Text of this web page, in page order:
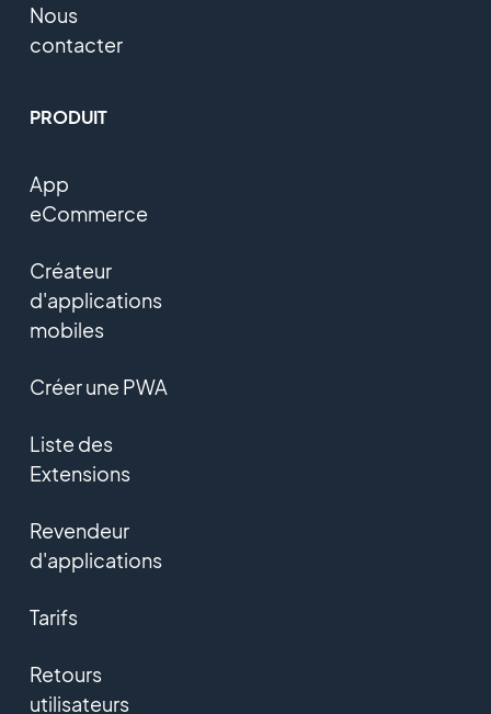
Nous
contacter
PRODUIT
App
eCommerce
Créateur
d'applications
mobiles
Créer une PWA
Liste des
Extensions
Revendeur
d'applications
Tarifs
Retours
utilisateurs